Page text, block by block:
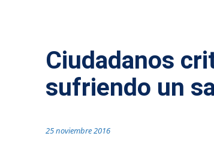
Ciudadanos
sufriendo un
25 noviembre 2016